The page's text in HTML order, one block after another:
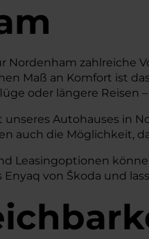
Nordenham zahlreiche
Maß an Komfort ist
oder längere Reisen
Autohauses in
auch die Möglichkeit,
Leasingoptionen
von Škoda und